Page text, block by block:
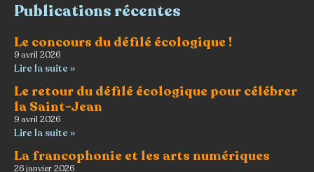
Publications récentes
Le concours du défilé écologique !
9 avril 2026
Lire la suite »
Le retour du défilé écologique pour célébrer
la Saint-Jean
9 avril 2026
Lire la suite »
La francophonie et les arts numériques
26 janvier 2026